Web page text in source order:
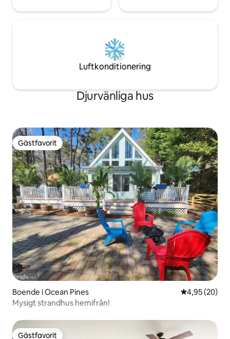
Luftkonditionering
Djurvänliga hus
Gästfavorit
Gästfavorit
Boende i Ocean Pines 4,95 av 5 i
4,95 (20)
Mysigt strandhus hemifrån!
Gästfavorit